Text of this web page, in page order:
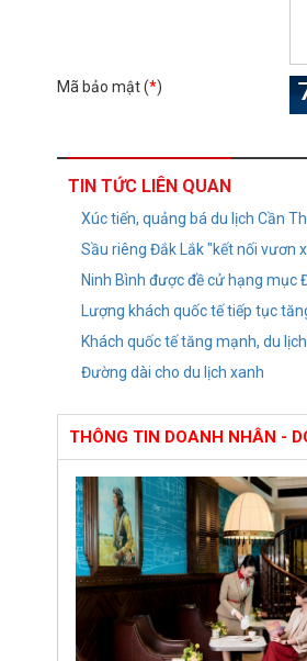
Mã bảo mật (*)
TIN TỨC LIÊN QUAN
Xúc tiến, quảng bá du lịch Cần
Sầu riêng Đắk Lắk "kết nối vươn
Ninh Bình được đề cử hạng mục
Lượng khách quốc tế tiếp tục
Khách quốc tế tăng mạnh, du
Đường dài cho du lịch xanh
THÔNG TIN DOANH NHÂN -